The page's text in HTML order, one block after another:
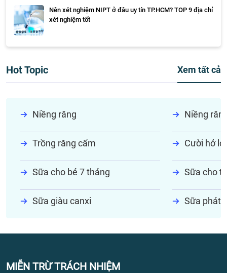
Nên xét nghiệm NIPT ở đâu uy tín TP.HCM? TOP 9 địa chỉ
xét nghiệm tốt
Hot Topic Xem tất cả
Niềng răng Niềng
Trồng răng cấm Cười hở lợi
Sữa cho bé 7 tháng Sữa cho
Sữa giàu canxi Sữa phát
MIỄN TRỪ TRÁCH NHIỆM